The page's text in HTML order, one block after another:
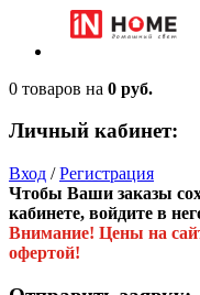
0 товаров на 0 руб.
Личный кабинет:
Вход /Регистрация
Чтобы Ваши заказы
кабинете, войдите в
Внимание! Цены на
офертой!